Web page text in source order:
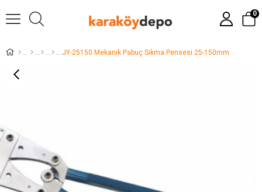
0
JY-25150 Mekanik Pabuç Sıkma Pensesi 25-150mm